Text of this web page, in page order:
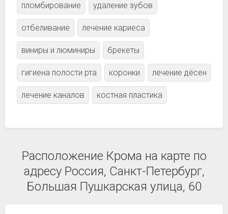
пломбирование удаление зубов
отбеливание лечение кариеса
виниры и люминиры брекеты
гигиена полости рта коронки лечение дёсен
лечение каналов костная пластика
Расположение Крома на карте по
адресу Россия, Санкт-Петербург,
Большая Пушкарская улица, 60